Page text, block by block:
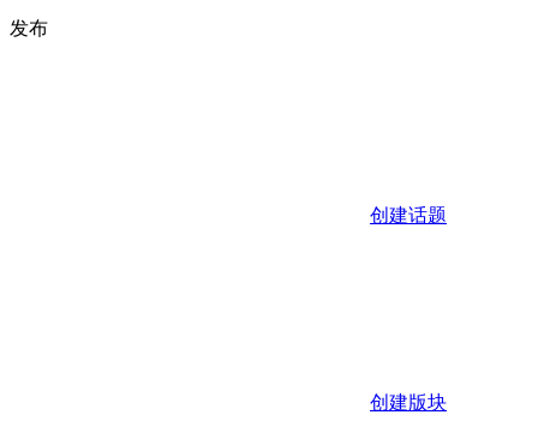
发布
创建话题
创建版块